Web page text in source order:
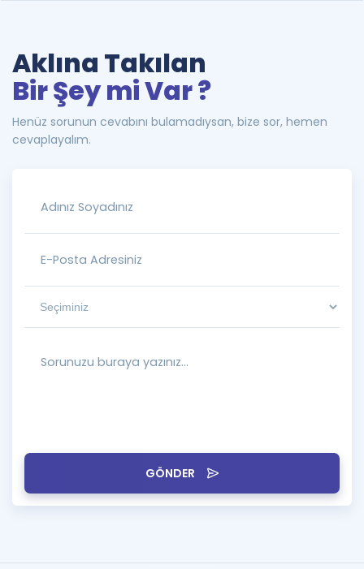
GÖNDER
Aklına Takılan
Bir Şey mi Var ?
Henüz sorunun cevabını bulamadıysan, bize sor, hemen
cevaplayalım.